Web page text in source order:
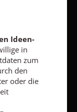
kündigen
Ideen-
in
zum
den
oder die